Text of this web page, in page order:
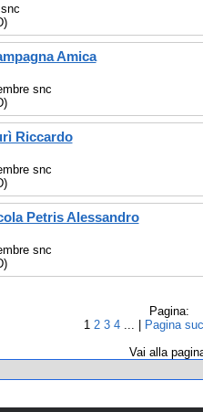
Amica
snc
Riccardo
snc
Petris Alessandro
snc
Pagina:
1 2 3 4 ... |
Pagina
Vai alla